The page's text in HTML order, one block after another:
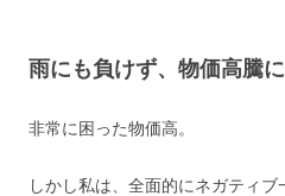
雨にも負けず、物価高騰
非常に困った物価高。
しかし私は、全面的にネガティブ